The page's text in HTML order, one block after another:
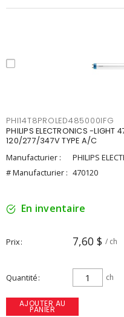
PHI14T8PROLED485000IFG
PHILIPS ELECTRONICS -LIGHT
120/277/347V TYPE A/C
Manufacturier :
PHILIPS
# Manufacturier : 470120
En inventaire
Prix 7,60 $ / ch
Quantité ch
AJOUTER AU
PANIER